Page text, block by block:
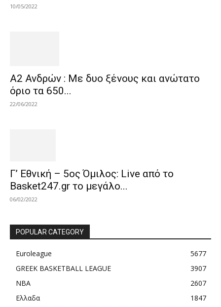
10/05/2022
Α2 Ανδρών : Με δυο ξένους και ανώτατο
όριο τα 650...
22/06/2022
Γ’ Εθνική – 5ος Όμιλος: Live από το
Basket247.gr το μεγάλο...
06/02/2022
POPULAR CATEGORY
Euroleague
5677
GREEK BASKETBALL LEAGUE
3907
NBA
2607
Ελλαδα
1847